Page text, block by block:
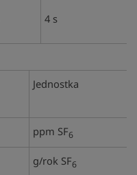
4 s
Jednostka
ppm SF6
g/rok SF6